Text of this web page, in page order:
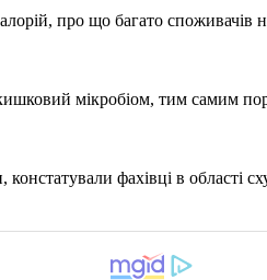
про що багато споживачів
кишковий мікробіом, тим самим
фахівці в області